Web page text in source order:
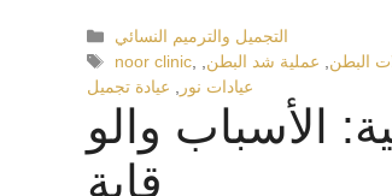
التجميل والترميم النسائي
noor clinic, البطن, عملية شد البطن,
عيادات نور , عيادة تجميل
الأسباب والو
قاية